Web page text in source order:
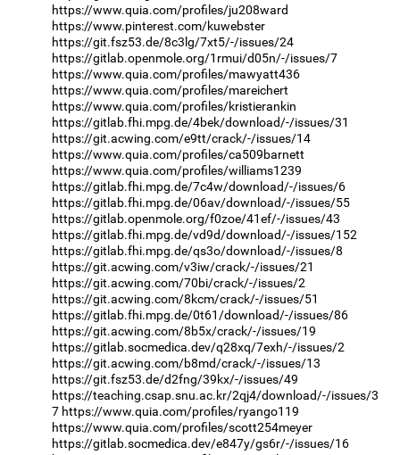
https://www.quia.com/profiles/ju208ward
https://www.pinterest.com/kuwebster
https://git.fsz53.de/8c3lg/7xt5/-/issues/24
https://gitlab.openmole.org/1rmui/d05n/-/issues/7
https://www.quia.com/profiles/mawyatt436
https://www.quia.com/profiles/mareichert
https://www.quia.com/profiles/kristierankin
https://gitlab.fhi.mpg.de/4bek/download/-/issues/31
https://git.acwing.com/e9tt/crack/-/issues/14
https://www.quia.com/profiles/ca509barnett
https://www.quia.com/profiles/williams1239
https://gitlab.fhi.mpg.de/7c4w/download/-/issues/6
https://gitlab.fhi.mpg.de/06av/download/-/issues/55
https://gitlab.openmole.org/f0zoe/41ef/-/issues/43
https://gitlab.fhi.mpg.de/vd9d/download/-/issues/152
https://gitlab.fhi.mpg.de/qs3o/download/-/issues/8
https://git.acwing.com/v3iw/crack/-/issues/21
https://git.acwing.com/70bi/crack/-/issues/2
https://git.acwing.com/8kcm/crack/-/issues/51
https://gitlab.fhi.mpg.de/0t61/download/-/issues/86
https://git.acwing.com/8b5x/crack/-/issues/19
https://gitlab.socmedica.dev/q28xq/7exh/-/issues/2
https://git.acwing.com/b8md/crack/-/issues/13
https://git.fsz53.de/d2fng/39kx/-/issues/49
https://teaching.csap.snu.ac.kr/2qj4/download/-/issues/3
7 https://www.quia.com/profiles/ryango119
https://www.quia.com/profiles/scott254meyer
https://gitlab.socmedica.dev/e847y/gs6r/-/issues/16